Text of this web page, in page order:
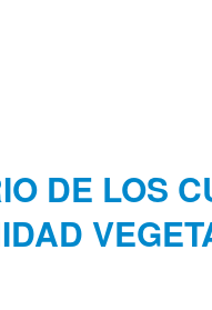
DE LOS